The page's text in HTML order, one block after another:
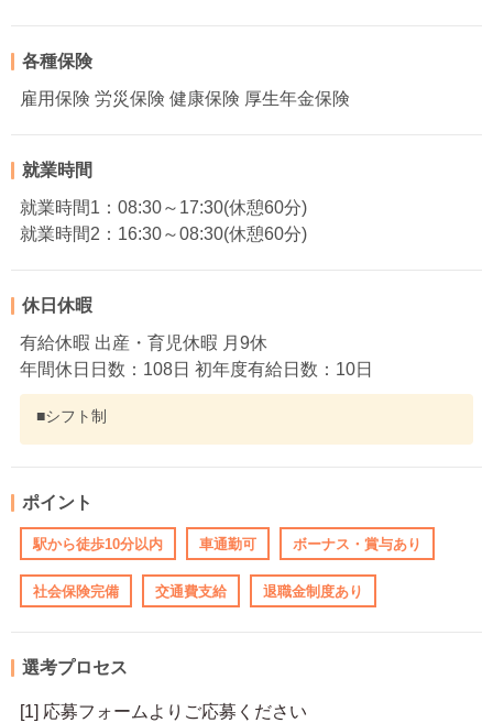
各種保険
雇用保険 労災保険 健康保険 厚生年金保険
就業時間
就業時間1：08:30～17:30(休憩60分)
就業時間2：16:30～08:30(休憩60分)
休日休暇
有給休暇 出産・育児休暇 月9休
年間休日日数：108日 初年度有給日数：10日
■シフト制
ポイント
駅から徒歩10分以内 車通勤可 ボーナス・賞与あり
社会保険完備 交通費支給 退職金制度あり
選考プロセス
[1] 応募フォームよりご応募ください